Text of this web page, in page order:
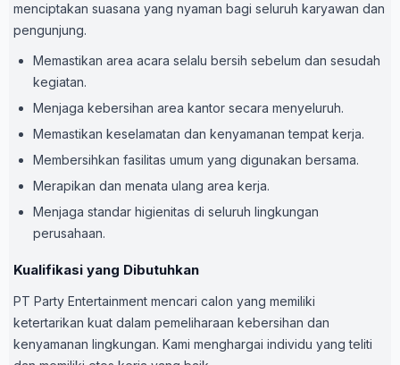
menciptakan suasana yang nyaman bagi seluruh karyawan dan
pengunjung.
Memastikan area acara selalu bersih sebelum dan sesudah
kegiatan.
Menjaga kebersihan area kantor secara menyeluruh.
Memastikan keselamatan dan kenyamanan tempat kerja.
Membersihkan fasilitas umum yang digunakan bersama.
Merapikan dan menata ulang area kerja.
Menjaga standar higienitas di seluruh lingkungan
perusahaan.
Kualifikasi yang Dibutuhkan
PT Party Entertainment mencari calon yang memiliki
ketertarikan kuat dalam pemeliharaan kebersihan dan
kenyamanan lingkungan. Kami menghargai individu yang teliti